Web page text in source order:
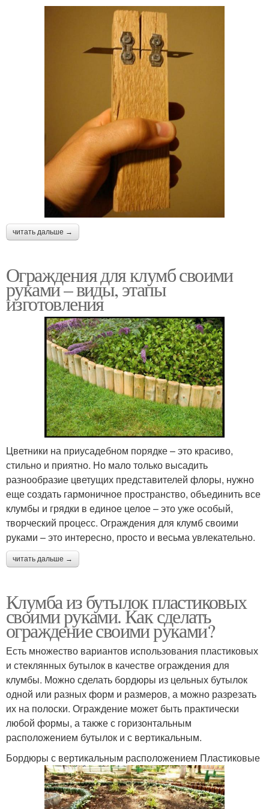
читать дальше →
Ограждения для клумб своими
руками – виды, этапы
изготовления
Цветники на приусадебном порядке – это красиво,
стильно и приятно. Но мало только высадить
разнообразие цветущих представителей флоры, нужно
еще создать гармоничное пространство, объединить все
клумбы и грядки в единое целое – это уже особый,
творческий процесс. Ограждения для клумб своими
руками – это интересно, просто и весьма увлекательно.
читать дальше →
Клумба из бутылок пластиковых
своими руками. Как сделать
ограждение своими руками?
Есть множество вариантов использования пластиковых
и стеклянных бутылок в качестве ограждения для
клумбы. Можно сделать бордюры из цельных бутылок
одной или разных форм и размеров, а можно разрезать
их на полоски. Ограждение может быть практически
любой формы, а также с горизонтальным
расположением бутылок и с вертикальным.
Бордюры с вертикальным расположением Пластиковые